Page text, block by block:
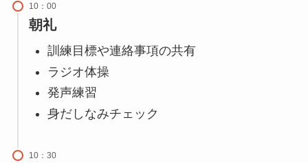
10：00
朝礼
訓練目標や連絡事項の共有
ラジオ体操
発声練習
身だしなみチェック
10：30